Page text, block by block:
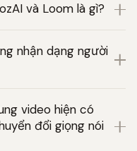
và Loom là gì?
nhận dạng người
video hiện có
đổi giọng nói